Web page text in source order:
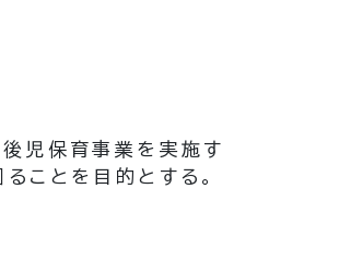
児保育事業を実施す
ことを目的とする。